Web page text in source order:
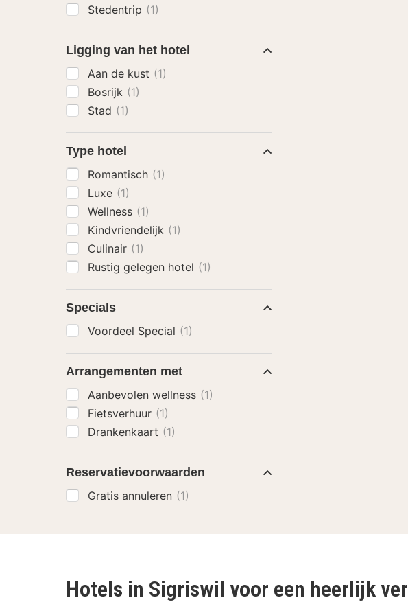
Stedentrip (1)
Ligging van het hotel
Aan de kust (1)
Bosrijk (1)
Stad (1)
Type hotel
Romantisch (1)
Luxe (1)
Wellness (1)
Kindvriendelijk (1)
Culinair (1)
Rustig gelegen hotel (1)
Specials
Voordeel Special (1)
Arrangementen met
Aanbevolen wellness (1)
Fietsverhuur (1)
Drankenkaart (1)
Reservatievoorwaarden
Gratis annuleren (1)
Hotels in Sigriswil voor een heerlijk